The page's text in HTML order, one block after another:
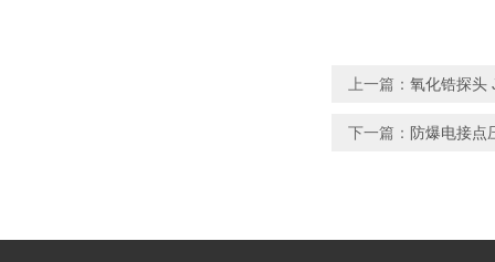
上一篇： 氧化锆探头
下一篇： 防爆电接点